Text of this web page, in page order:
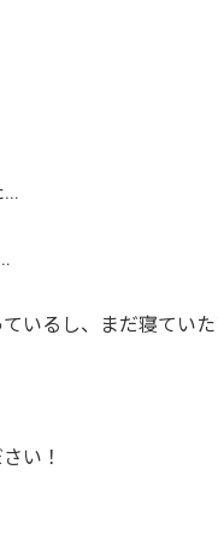
…
いるし、まだ寝てい
い！